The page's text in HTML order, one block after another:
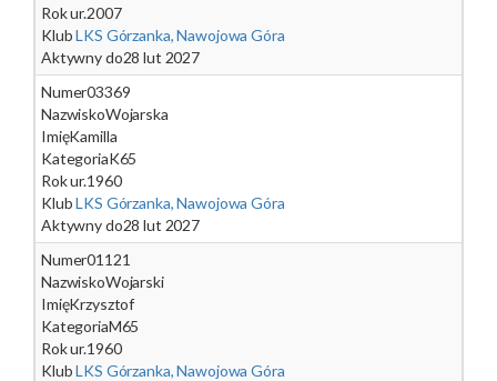
Rok ur.2007
KlubLKS Górzanka, Nawojowa Góra
Aktywny do28 lut 2027
Numer03369
NazwiskoWojarska
ImięKamilla
KategoriaK65
Rok ur.1960
KlubLKS Górzanka, Nawojowa Góra
Aktywny do28 lut 2027
Numer01121
NazwiskoWojarski
ImięKrzysztof
KategoriaM65
Rok ur.1960
KlubLKS Górzanka, Nawojowa Góra